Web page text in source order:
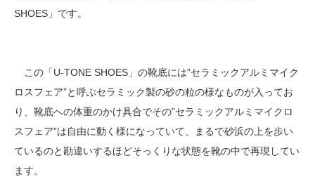
SHOES」です。
この「U-TONE SHOES」の靴底には”セラミックアルミマイク
ロスフェア”と呼ぶセラミック製の砂の粒の様なものが入ってお
り、靴底への体重のかけ具合でその”セラミックアルミマイクロ
スフェア”は自由に動く様になっていて、まるで砂浜の上を歩い
ているのと勘違いするほどそっくりな状態を靴の中で再現してい
ます。